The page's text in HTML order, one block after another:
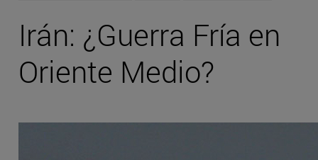
Irán: ¿Guerra Fría en
Oriente Medio?